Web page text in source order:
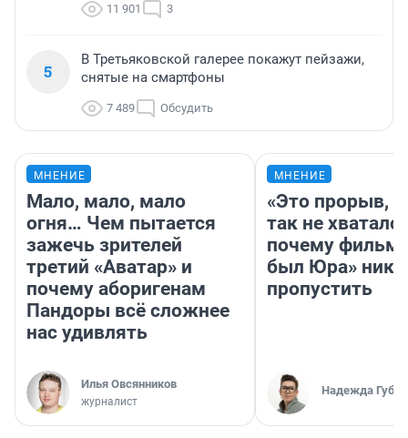
11 901 3
5
В Третьяковской галерее покажут пейзажи,
снятые на смартфоны
7 489 Обсудить
МНЕНИЕ
Мало, мало, мало
огня… Чем пытается
зажечь зрителей
третий «Аватар» и
почему аборигенам
Пандоры всё сложнее
нас удивлять
Илья Овсянников
журналист
МНЕНИЕ
«Это прорыв,
так не
почему фильм
был Юра»
пропустить
Надежда